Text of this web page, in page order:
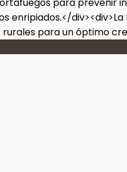
enripiados.</
para un óptimo